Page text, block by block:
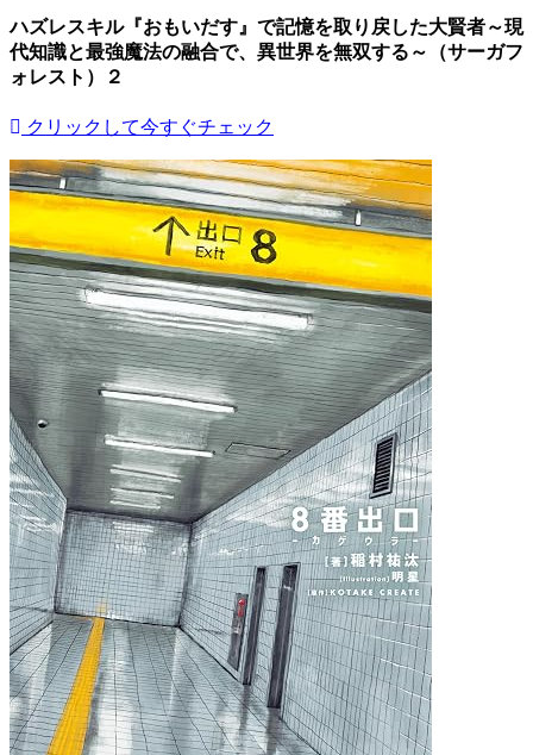
ハズレスキル『おもいだす』で記憶を取り戻した大賢者～現
代知識と最強魔法の融合で、異世界を無双する～（サーガフ
ォレスト）２
クリックして今すぐチェック